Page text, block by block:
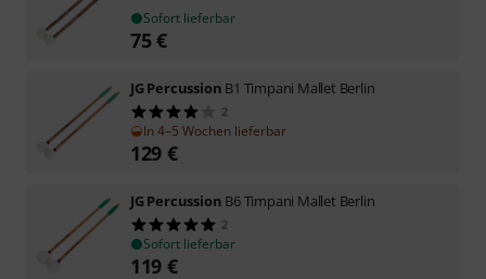
Sofort lieferbar
75€
JG Percussion B1 Timpani Mallet Berlin
2
In 4–5 Wochen lieferbar
129 €
JG Percussion B6 Timpani Mallet Berlin
2
Sofort lieferbar
119 €